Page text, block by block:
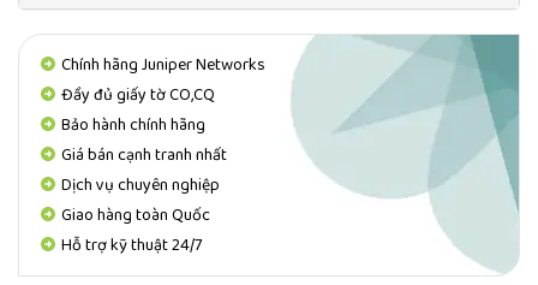
Chính hãng Juniper Networks
Đầy đủ giấy tờ CO,CQ
Bảo hành chính hãng
Giá bán cạnh tranh nhất
Dịch vụ chuyên nghiệp
Giao hàng toàn Quốc
Hỗ trợ kỹ thuật 24/7